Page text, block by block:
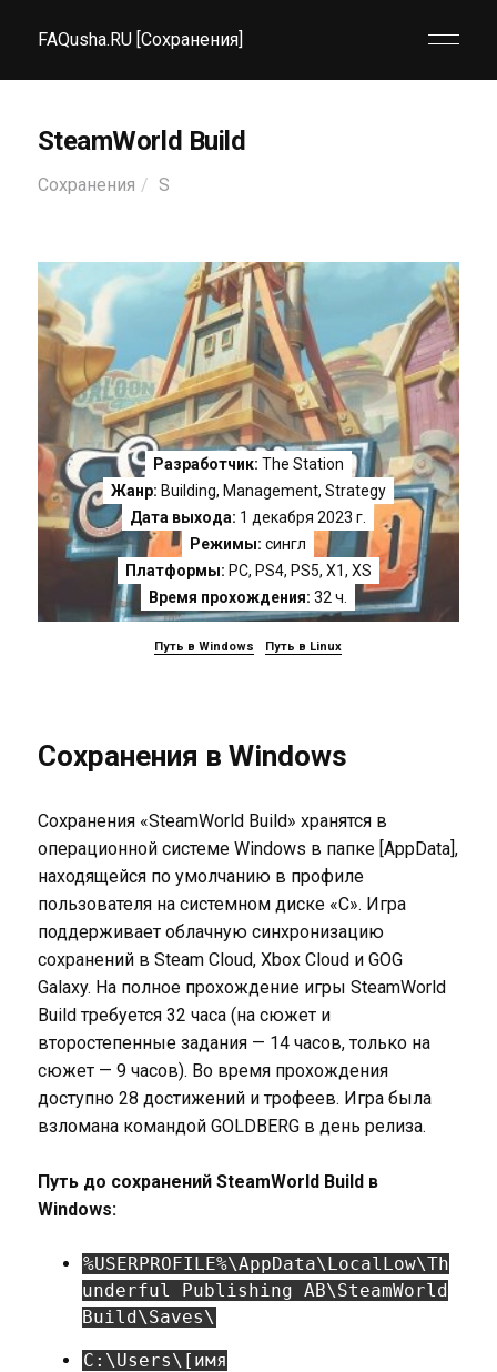
FAQusha.RU [Сохранения]
SteamWorld Build
Сохранения S
Разработчик: The Station
Жанр: Building, Management, Strategy
Дата выхода: 1 декабря 2023 г.
Режимы: сингл
Платформы: PC, PS4, PS5, X1, XS
Время прохождения: 32 ч.
Путь в Windows Путь в Linux
Сохранения в Windows
Сохранения «SteamWorld Build» хранятся в
операционной системе Windows в папке [AppData],
находящейся по умолчанию в профиле
пользователя на системном диске «C». Игра
поддерживает облачную синхронизацию
сохранений в Steam Cloud, Xbox Cloud и GOG
Galaxy. На полное прохождение игры SteamWorld
Build требуется 32 часа (на сюжет и
второстепенные задания — 14 часов, только на
сюжет — 9 часов). Во время прохождения
доступно 28 достижений и трофеев. Игра была
взломана командой GOLDBERG в день релиза.
Путь до сохранений SteamWorld Build в
Windows:
%USERPROFILE%\AppData\LocalLow\Th
underful Publishing AB\SteamWorld
Build\Saves\
C:\Users\[имя